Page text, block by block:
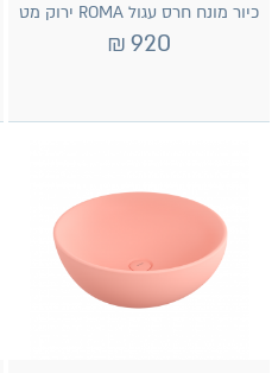
כיור מונח חרס עגול ROMA ירוק מט
920
₪